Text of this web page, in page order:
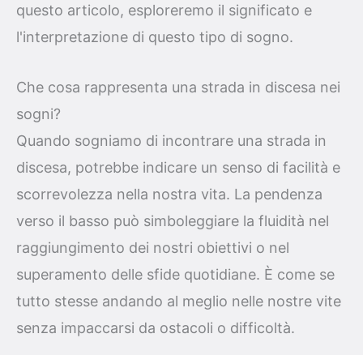
questo articolo, esploreremo il significato e
l'interpretazione di questo tipo di sogno.
Che cosa rappresenta una strada in discesa nei
sogni?
Quando sogniamo di incontrare una strada in
discesa, potrebbe indicare un senso di facilità e
scorrevolezza nella nostra vita. La pendenza
verso il basso può simboleggiare la fluidità nel
raggiungimento dei nostri obiettivi o nel
superamento delle sfide quotidiane. È come se
tutto stesse andando al meglio nelle nostre vite
senza impaccarsi da ostacoli o difficoltà.